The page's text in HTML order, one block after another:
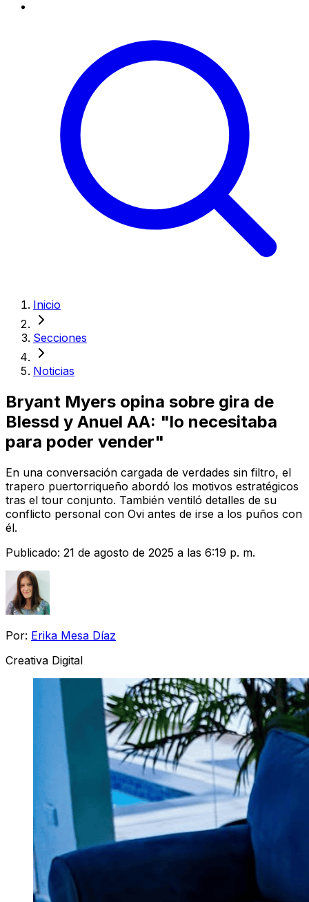
Inicio
Secciones
Noticias
Bryant Myers opina sobre gira de
Blessd y Anuel AA: "lo necesitaba
para poder vender"
En una conversación cargada de verdades sin filtro, el
trapero puertorriqueño abordó los motivos estratégicos
tras el tour conjunto. También ventiló detalles de su
conflicto personal con Ovi antes de irse a los puños con
él.
Publicado: 21 de agosto de 2025 a las 6:19 p. m.
Por: Erika Mesa Díaz
Creativa Digital